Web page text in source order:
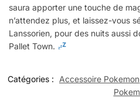
saura apporter une touche de
n’attendez plus, et laissez-vous
Lanssorien, pour des nuits aussi
Pallet Town.
Catégories : Accessoire Pokemon